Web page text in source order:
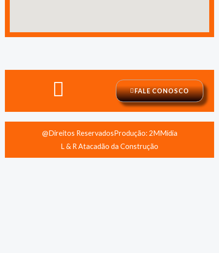
FALE CONOSCO
@Direitos ReservadosProdução: 2MMídia
L & R Atacadão da Construção